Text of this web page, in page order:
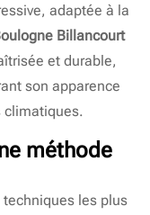
adaptée à la
Billancourt
et durable,
son apparence
climatiques.
méthode
techniques les plus